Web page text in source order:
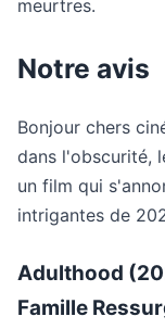
meurtres.
Notre avis
Bonjour chers
dans l'obscurité,
un film qui
intrigantes de
Adulthood
Famille